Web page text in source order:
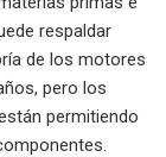
respaldar
de los motores
pero los
permitiendo